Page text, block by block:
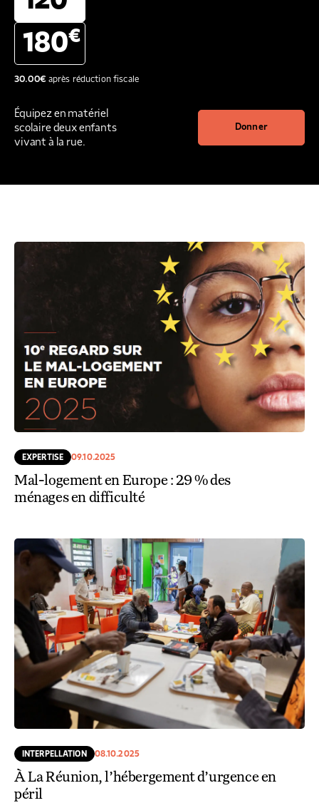
180€
30.00€après réduction fiscale
Équipez en matériel
scolaire deux enfants
vivant à la rue.
Donner
EXPERTISE 09.10.2025
Mal-logement en Europe : 29 % des
ménages en difficulté
INTERPELLATION 08.10.2025
À La Réunion, l’hébergement d’urgence en
péril